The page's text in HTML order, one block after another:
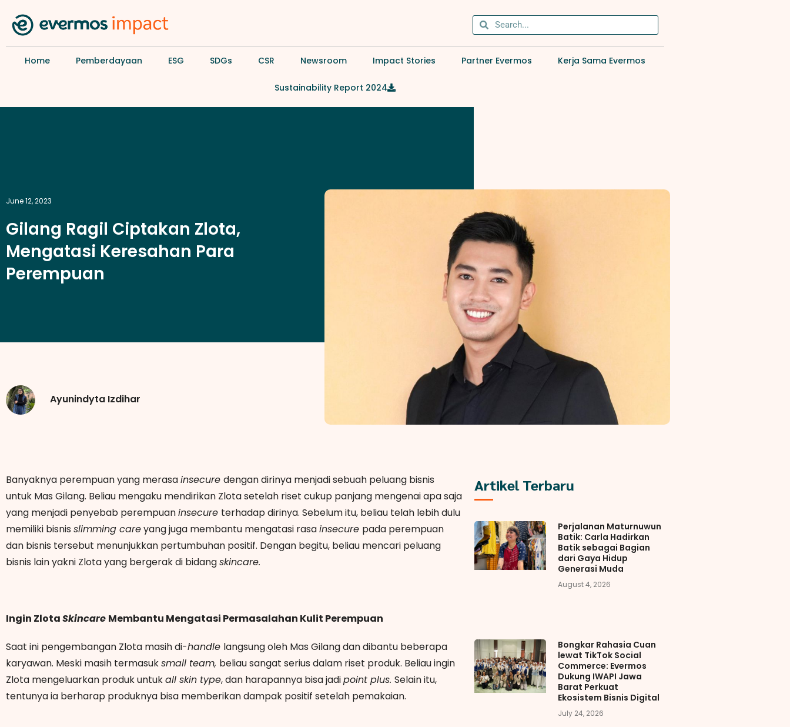
Home Pemberdayaan ESG SDGs CSR Newsroom Impact Stories Partner Evermos Kerja Sama Evermos
Sustainability Report 2024
June 12, 2023
Gilang Ragil Ciptakan Zlota,
Mengatasi Keresahan Para
Perempuan
Ayunindyta Izdihar
Banyaknya perempuan yang merasainsecure dengan dirinya menjadi sebuah peluang bisnis
untuk Mas Gilang. Beliau mengaku mendirikan Zlota setelah riset cukup panjang mengenai apa saja
yang menjadi penyebab perempuaninsecure terhadap dirinya. Sebelum itu, beliau telah lebih dulu
memiliki bisnis slimming careyang juga membantu mengatasi rasainsecure pada perempuan
dan bisnis tersebut menunjukkan pertumbuhan positif. Dengan begitu, beliau mencari peluang
bisnis lain yakni Zlota yang bergerak di bidangskincare.
Ingin ZlotaSkincare Membantu Mengatasi Permasalahan Kulit Perempuan
Saat ini pengembangan Zlota masih di-handle langsung oleh Mas Gilang dan dibantu beberapa
karyawan. Meski masih termasuksmall team, beliau sangat serius dalam riset produk. Beliau ingin
Zlota mengeluarkan produk untukall skin type, dan harapannya bisa jadipoint plus. Selain itu,
tentunya ia berharap produknya bisa memberikan dampak positif setelah pemakaian.
Artikel Terbaru
Perjalanan Maturnuwun
Batik: Carla Hadirkan
Batik sebagai Bagian
dari Gaya Hidup
Generasi Muda
August 4, 2026
Bongkar Rahasia Cuan
lewat TikTok Social
Commerce: Evermos
Dukung IWAPI Jawa
Barat Perkuat
Ekosistem Bisnis Digital
July 24, 2026